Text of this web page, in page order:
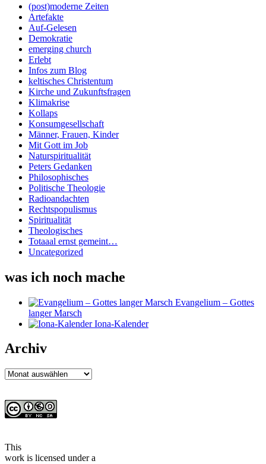
(post)moderne Zeiten
Artefakte
Auf-Gelesen
Demokratie
emerging church
Erlebt
Infos zum Blog
keltisches Christentum
Kirche und Zukunftsfragen
Klimakrise
Kollaps
Konsumgesellschaft
Männer, Frauen, Kinder
Mit Gott im Job
Naturspiritualität
Peters Gedanken
Philosophisches
Politische Theologie
Radioandachten
Rechtspopulismus
Spiritualität
Theologisches
Totaaal ernst gemeint…
Uncategorized
was ich noch mache
Evangelium – Gottes
langer Marsch
Iona-Kalender
Archiv
Archiv
This
work is licensed under a